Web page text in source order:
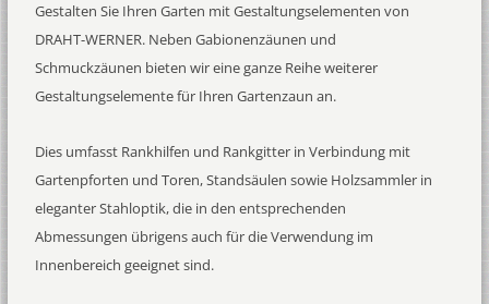
Gestalten Sie Ihren Garten mit Gestaltungselementen von
DRAHT-WERNER. Neben Gabionenzäunen und
Schmuckzäunen bieten wir eine ganze Reihe weiterer
Gestaltungselemente für Ihren Gartenzaun an.
Dies umfasst Rankhilfen und Rankgitter in Verbindung mit
Gartenpforten und Toren, Standsäulen sowie Holzsammler in
eleganter Stahloptik, die in den entsprechenden
Abmessungen übrigens auch für die Verwendung im
Innenbereich geeignet sind.